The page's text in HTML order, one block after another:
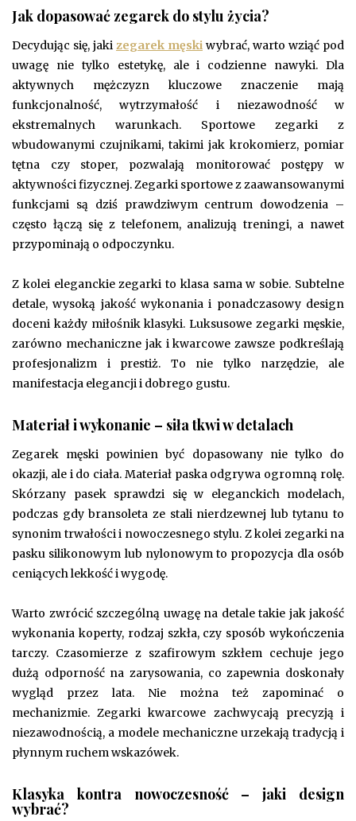
Jak dopasować zegarek do stylu życia?
Decydując się, jaki zegarek męski wybrać, warto wziąć pod
uwagę nie tylko estetykę, ale i codzienne nawyki. Dla
aktywnych mężczyzn kluczowe znaczenie mają
funkcjonalność, wytrzymałość i niezawodność w
ekstremalnych warunkach. Sportowe zegarki z
wbudowanymi czujnikami, takimi jak krokomierz, pomiar
tętna czy stoper, pozwalają monitorować postępy w
aktywności fizycznej. Zegarki sportowe z zaawansowanymi
funkcjami są dziś prawdziwym centrum dowodzenia –
często łączą się z telefonem, analizują treningi, a nawet
przypominają o odpoczynku.
Z kolei eleganckie zegarki to klasa sama w sobie. Subtelne
detale, wysoką jakość wykonania i ponadczasowy design
doceni każdy miłośnik klasyki. Luksusowe zegarki męskie,
zarówno mechaniczne jak i kwarcowe zawsze podkreślają
profesjonalizm i prestiż. To nie tylko narzędzie, ale
manifestacja elegancji i dobrego gustu.
Materiał i wykonanie – siła tkwi w detalach
Zegarek męski powinien być dopasowany nie tylko do
okazji, ale i do ciała. Materiał paska odgrywa ogromną rolę.
Skórzany pasek sprawdzi się w eleganckich modelach,
podczas gdy bransoleta ze stali nierdzewnej lub tytanu to
synonim trwałości i nowoczesnego stylu. Z kolei zegarki na
pasku silikonowym lub nylonowym to propozycja dla osób
ceniących lekkość i wygodę.
Warto zwrócić szczególną uwagę na detale takie jak jakość
wykonania koperty, rodzaj szkła, czy sposób wykończenia
tarczy. Czasomierze z szafirowym szkłem cechuje jego
dużą odporność na zarysowania, co zapewnia doskonały
wygląd przez lata. Nie można też zapominać o
mechanizmie. Zegarki kwarcowe zachwycają precyzją i
niezawodnością, a modele mechaniczne urzekają tradycją i
płynnym ruchem wskazówek.
Klasyka kontra nowoczesność – jaki design
wybrać?